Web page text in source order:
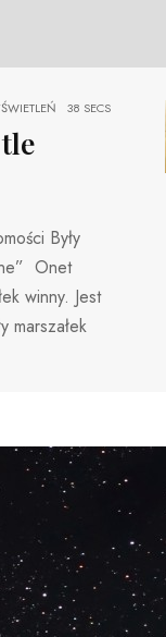
38 SECS
Były
Onet
winny. Jest
marszałek